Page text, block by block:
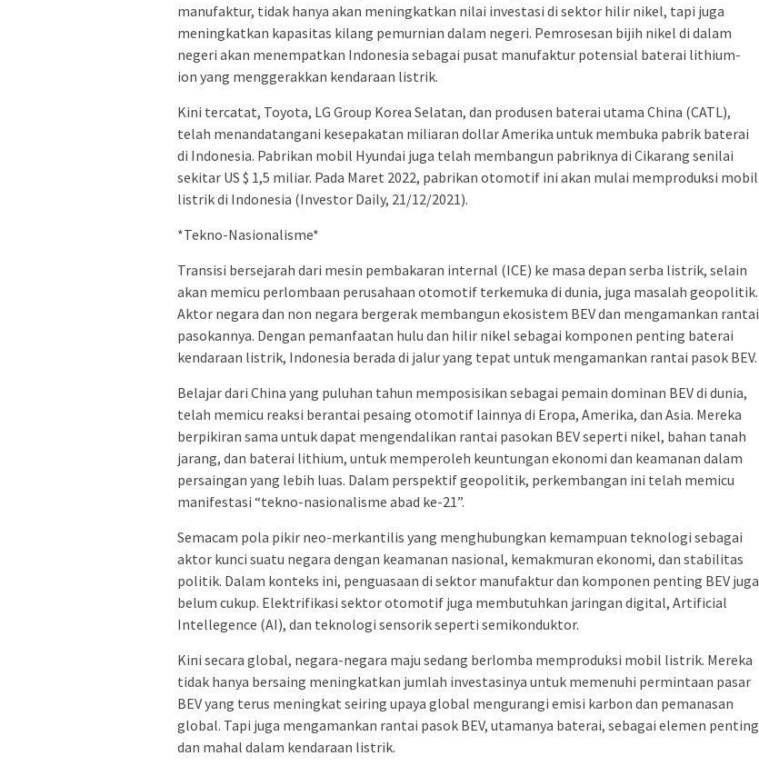
manufaktur, tidak hanya akan meningkatkan nilai investasi di sektor hilir nikel, tapi juga
meningkatkan kapasitas kilang pemurnian dalam negeri. Pemrosesan bijih nikel di dalam
negeri akan menempatkan Indonesia sebagai pusat manufaktur potensial baterai lithium-
ion yang menggerakkan kendaraan listrik.
Kini tercatat, Toyota, LG Group Korea Selatan, dan produsen baterai utama China (CATL),
telah menandatangani kesepakatan miliaran dollar Amerika untuk membuka pabrik baterai
di Indonesia. Pabrikan mobil Hyundai juga telah membangun pabriknya di Cikarang senilai
sekitar US $ 1,5 miliar. Pada Maret 2022, pabrikan otomotif ini akan mulai memproduksi mobil
listrik di Indonesia (Investor Daily, 21/12/2021).
*Tekno-Nasionalisme*
Transisi bersejarah dari mesin pembakaran internal (ICE) ke masa depan serba listrik, selain
akan memicu perlombaan perusahaan otomotif terkemuka di dunia, juga masalah geopolitik.
Aktor negara dan non negara bergerak membangun ekosistem BEV dan mengamankan rantai
pasokannya. Dengan pemanfaatan hulu dan hilir nikel sebagai komponen penting baterai
kendaraan listrik, Indonesia berada di jalur yang tepat untuk mengamankan rantai pasok BEV.
Belajar dari China yang puluhan tahun memposisikan sebagai pemain dominan BEV di dunia,
telah memicu reaksi berantai pesaing otomotif lainnya di Eropa, Amerika, dan Asia. Mereka
berpikiran sama untuk dapat mengendalikan rantai pasokan BEV seperti nikel, bahan tanah
jarang, dan baterai lithium, untuk memperoleh keuntungan ekonomi dan keamanan dalam
persaingan yang lebih luas. Dalam perspektif geopolitik, perkembangan ini telah memicu
manifestasi “tekno-nasionalisme abad ke-21”.
Semacam pola pikir neo-merkantilis yang menghubungkan kemampuan teknologi sebagai
aktor kunci suatu negara dengan keamanan nasional, kemakmuran ekonomi, dan stabilitas
politik. Dalam konteks ini, penguasaan di sektor manufaktur dan komponen penting BEV juga
belum cukup. Elektrifikasi sektor otomotif juga membutuhkan jaringan digital, Artificial
Intellegence (AI), dan teknologi sensorik seperti semikonduktor.
Kini secara global, negara-negara maju sedang berlomba memproduksi mobil listrik. Mereka
tidak hanya bersaing meningkatkan jumlah investasinya untuk memenuhi permintaan pasar
BEV yang terus meningkat seiring upaya global mengurangi emisi karbon dan pemanasan
global. Tapi juga mengamankan rantai pasok BEV, utamanya baterai, sebagai elemen penting
dan mahal dalam kendaraan listrik.